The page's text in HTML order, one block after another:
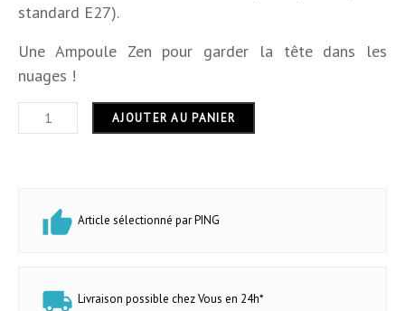
standard E27).
Une Ampoule Zen pour garder la tête dans les
nuages !
AJOUTER AU PANIER
Article sélectionné par PING
Livraison possible chez Vous en 24h*
Longueur
Forme autres
Puissance (en W) 2
Classe Efficacité